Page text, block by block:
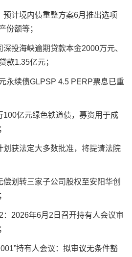
计境内债重整方案6月推出选项
份额等；
海峡逾期贷款本金2000万元、
款1.35亿元；
续债GLPSP 4.5 PERP票息已重
亿元绿色铁道债，募资用于成
划获法定大多数批准，将提请法院
划转三家子公司股权至安阳华创
2026年6月2日召开持有人会议审
持有人会议：拟审议无条件豁